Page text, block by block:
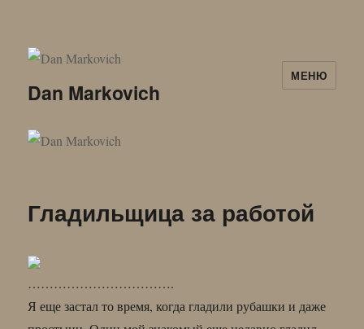
Dan Markovich
МЕНЮ
Гладильщица за работой
…………………………….
Я еще застал то время, когда гладили рубашки и даже